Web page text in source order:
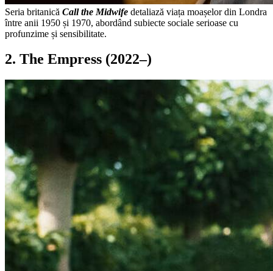
Seria britanică Call the Midwife detaliază viața moașelor din Londra
între anii 1950 și 1970, abordând subiecte sociale serioase cu
profunzime și sensibilitate.
2. The Empress (2022–)